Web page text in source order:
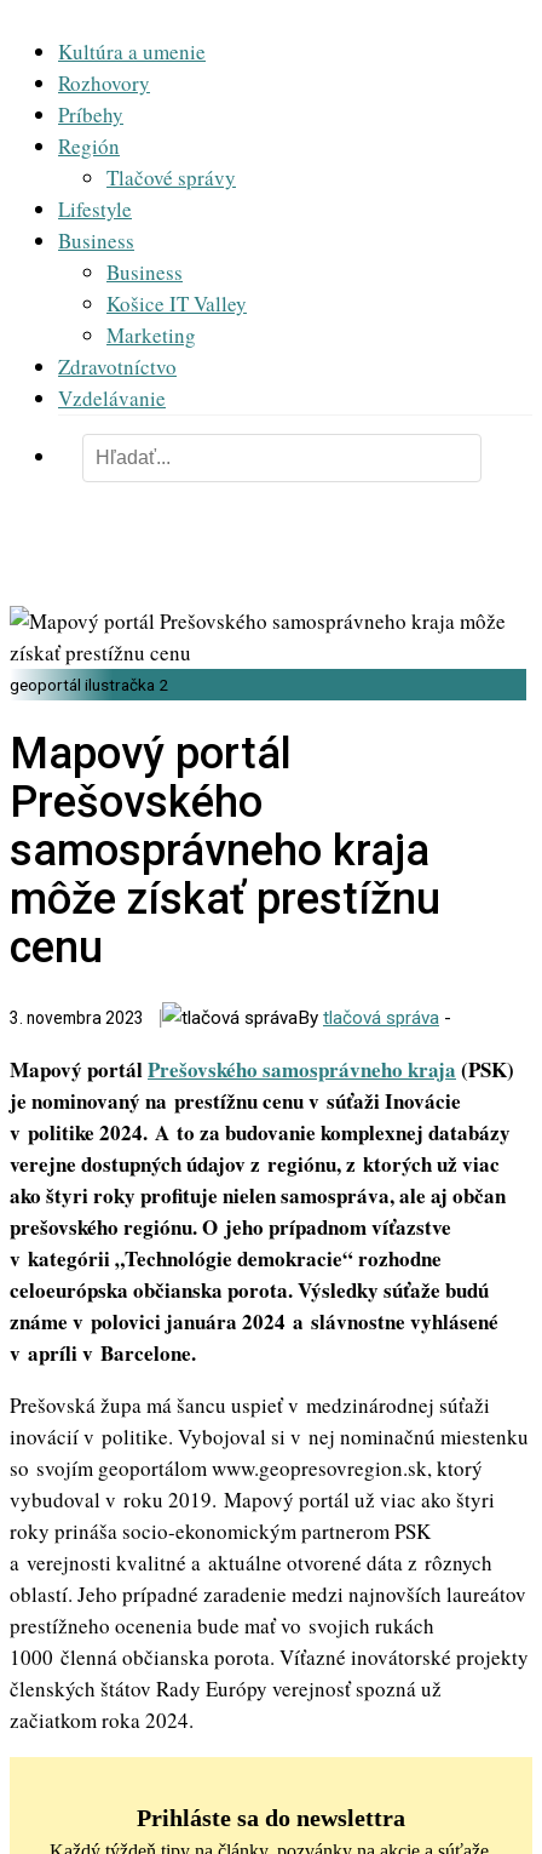
Kultúra a umenie
Rozhovory
Príbehy
Región
Tlačové správy
Lifestyle
Business
Business
Košice IT Valley
Marketing
Zdravotníctvo
Vzdelávanie
geoportál ilustračka 2
Mapový portál
Prešovského
samosprávneho kraja
môže získať prestížnu
cenu
3. novembra 2023 By tlačová správa -
Mapový portálPrešovského samosprávneho kraja (PSK)
je nominovaný na prestížnu cenu v súťaži Inovácie
v politike 2024. A to za budovanie komplexnej databázy
verejne dostupných údajov z regiónu, z ktorých už viac
ako štyri roky profituje nielen samospráva, ale aj občan
prešovského regiónu. O jeho prípadnom víťazstve
v kategórii „Technológie demokracie“ rozhodne
celoeurópska občianska porota. Výsledky súťaže budú
známe v polovici januára 2024 a slávnostne vyhlásené
v apríli v Barcelone.
Prešovská župa má šancu uspieť v medzinárodnej súťaži
inovácií v politike. Vybojoval si v nej nominačnú miestenku
so svojím geoportálom www.geopresovregion.sk, ktorý
vybudoval v roku 2019. Mapový portál už viac ako štyri
roky prináša socio-ekonomickým partnerom PSK
a verejnosti kvalitné a aktuálne otvorené dáta z rôznych
oblastí. Jeho prípadné zaradenie medzi najnovších laureátov
prestížneho ocenenia bude mať vo svojich rukách
1000 členná občianska porota. Víťazné inovátorské projekty
členských štátov Rady Európy verejnosť spozná už
začiatkom roka 2024.
Prihláste sa do newslettra